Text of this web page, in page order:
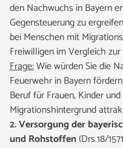
den Nachwuchs in Bayern
Gegensteuerung zu
bei Menschen mit
Freiwilligen im Vergleich
Frage:Wie würden Sie die
Feuerwehr in Bayern
Beruf für Frauen, Kinder
Migrationshintergrund
2. Versorgung der
und Rohstoffen(Drs.18/